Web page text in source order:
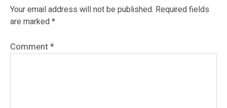
Your email address will not be published. Required fields
are marked*
Comment*